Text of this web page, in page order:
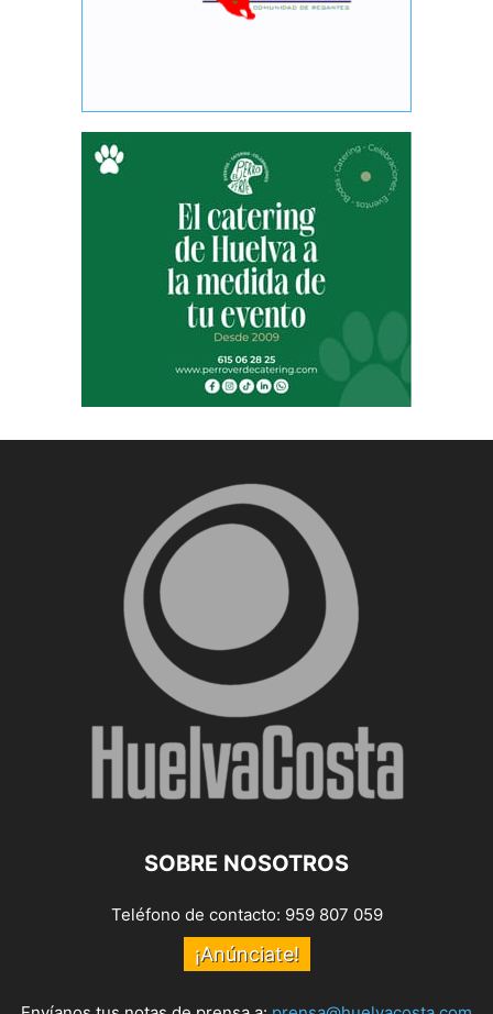
SOBRE NOSOTROS
Teléfono de contacto: 959 807 059
¡Anúnciate!